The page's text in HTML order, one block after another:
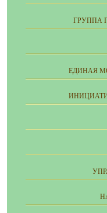
ГРУППА
ЕДИНАЯ